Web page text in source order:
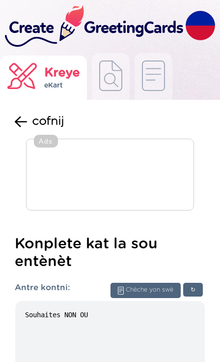
Kreye
eKart
cofnij
Ads
Konplete kat la sou
entènèt
↻
Chèche yon swè
Antre kontni: